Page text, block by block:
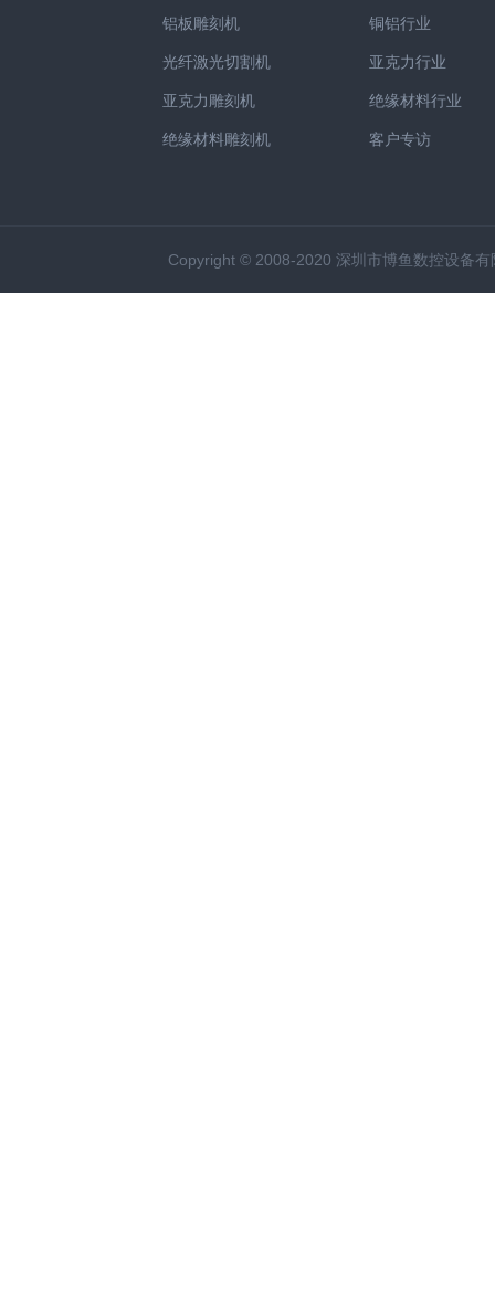
铝板雕刻机
光纤激光切割机
亚克力雕刻机
绝缘材料雕刻机
铜铝行业
亚克力行业
绝缘材料行业
客户专访
Copyright © 2008-2020 深圳市博鱼数控设备有